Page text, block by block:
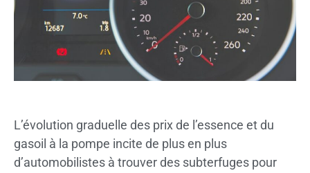
L’évolution graduelle des prix de l’essence et du
gasoil à la pompe incite de plus en plus
d’automobilistes à trouver des subterfuges pour